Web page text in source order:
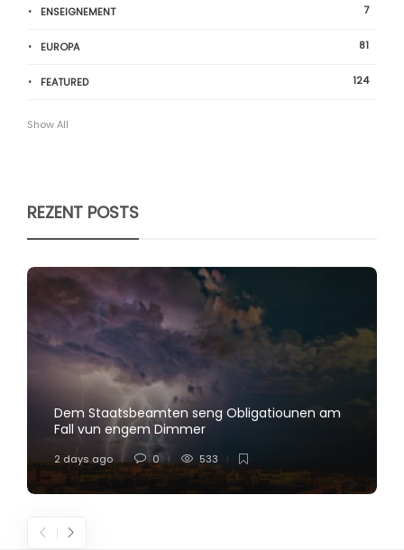
ENSEIGNEMENT 7
EUROPA 81
FEATURED 124
Show All
REZENT POSTS
Dem Staatsbeamten seng Obligatiounen am
Fall vun engem Dimmer
2 days ago 0 533